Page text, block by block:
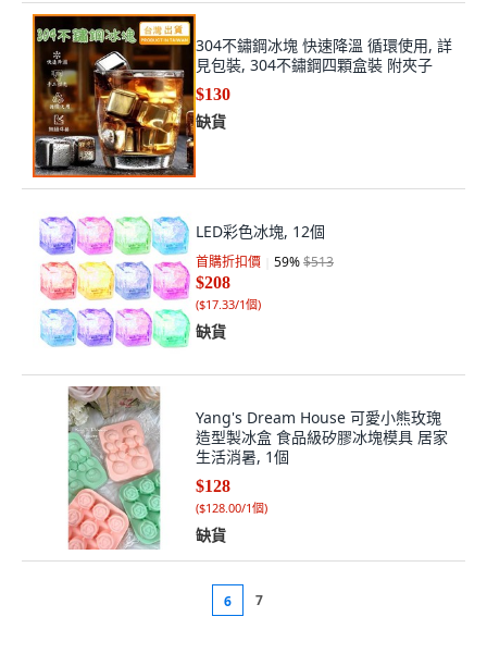
304不鏽鋼冰塊 快速降溫 循環使用, 詳
見包裝, 304不鏽鋼四顆盒裝 附夾子
$130
缺貨
LED彩色冰塊, 12個
首購折扣價 59%$513
$208
($17.33/1個)
缺貨
Yang's Dream House 可愛小熊玫瑰
造型製冰盒 食品級矽膠冰塊模具 居家
生活消暑, 1個
$128
($128.00/1個)
缺貨
6 7